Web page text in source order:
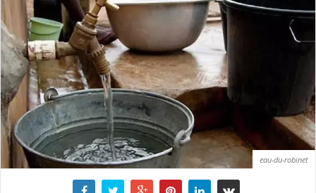
eau-du-robinet